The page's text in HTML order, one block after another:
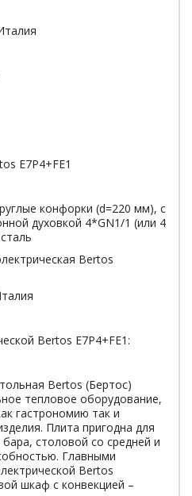
E7P4+FE1
конфорки (d=220 мм), с
духовкой 4*GN1/1 (или 4
Bertos
Bertos E7P4+FE1:
Bertos (Бертос)
тепловое оборудование,
гастрономию так и
Плита пригодна для
столовой со средней и
Главными
Bertos
шкаф с конвекцией –